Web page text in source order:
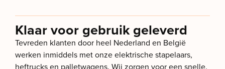
Klaar voor gebruik geleverd
Tevreden klanten door heel Nederland en België
werken inmiddels met onze elektrische stapelaars,